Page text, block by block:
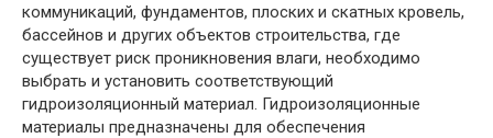
коммуникаций, фундаментов, плоских и скатных кровель,
бассейнов и других объектов строительства, где
существует риск проникновения влаги, необходимо
выбрать и установить соответствующий
гидроизоляционный материал. Гидроизоляционные
материалы предназначены для обеспечения